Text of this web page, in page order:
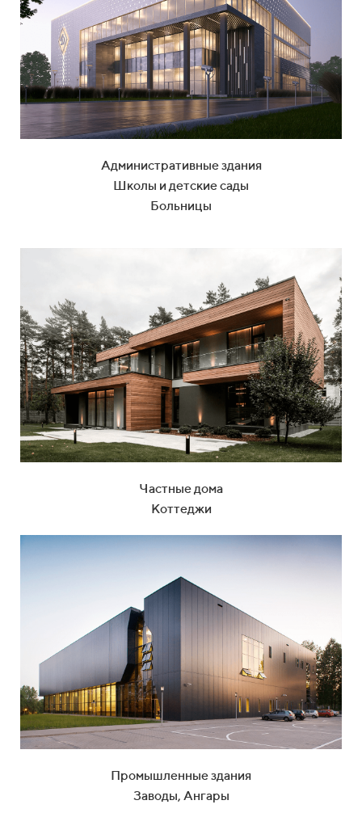
Административные здания
Школы и детские сады
Больницы
Частные дома
Коттеджи
Промышленные здания
Заводы, Ангары